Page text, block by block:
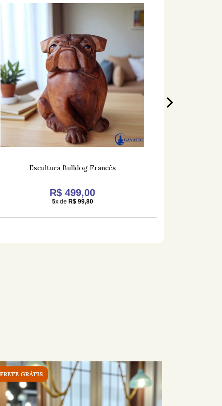
Escultura Bulldog Francês
R$ 499,00
5x de R$ 99,80
FRETE GRÁTIS